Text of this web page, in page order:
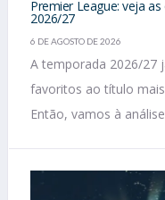
Premier League: veja
2026/27
6 DE AGOSTO DE 2026
A temporada 2026/27
favoritos ao título
Então, vamos à